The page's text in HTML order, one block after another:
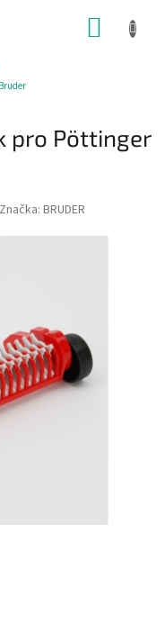
pro Pöttinger
Značka: BRUDER